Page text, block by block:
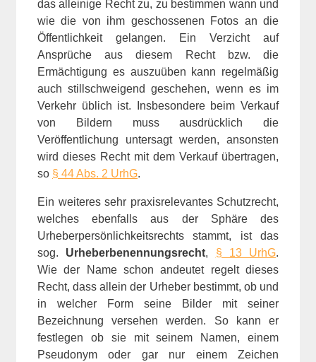
das alleinige Recht zu, zu bestimmen wann und
wie die von ihm geschossenen Fotos an die
Öffentlichkeit gelangen. Ein Verzicht auf
Ansprüche aus diesem Recht bzw. die
Ermächtigung es auszuüben kann regelmäßig
auch stillschweigend geschehen, wenn es im
Verkehr üblich ist. Insbesondere beim Verkauf
von Bildern muss ausdrücklich die
Veröffentlichung untersagt werden, ansonsten
wird dieses Recht mit dem Verkauf übertragen,
so § 44 Abs. 2 UrhG.
Ein weiteres sehr praxisrelevantes Schutzrecht,
welches ebenfalls aus der Sphäre des
Urheberpersönlichkeitsrechts stammt, ist das
sog. Urheberbenennungsrecht, § 13 UrhG.
Wie der Name schon andeutet regelt dieses
Recht, dass allein der Urheber bestimmt, ob und
in welcher Form seine Bilder mit seiner
Bezeichnung versehen werden. So kann er
festlegen ob sie mit seinem Namen, einem
Pseudonym oder gar nur einem Zeichen